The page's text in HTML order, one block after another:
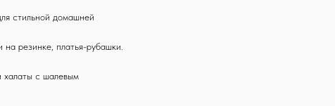
стильной домашней
резинке, платья-рубашки.
халаты с шалевым